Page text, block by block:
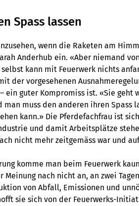
Spass lassen
wenn die Raketen am
Anderhub ein. «Aber niemand
kann mit Feuerwerk nichts
der vorgesehenen
ein guter Kompromiss ist. «Sie geht
muss den anderen ihren Spass
kann.» Die Pferdefachfrau ist
und damit Arbeitsplätze
nicht mehr zeitgemäss war und
komme man beim Feuerwerk
Meinung nach nicht an, an zwei
von Abfall, Emissionen und
sie sich von der Feuerwerks-